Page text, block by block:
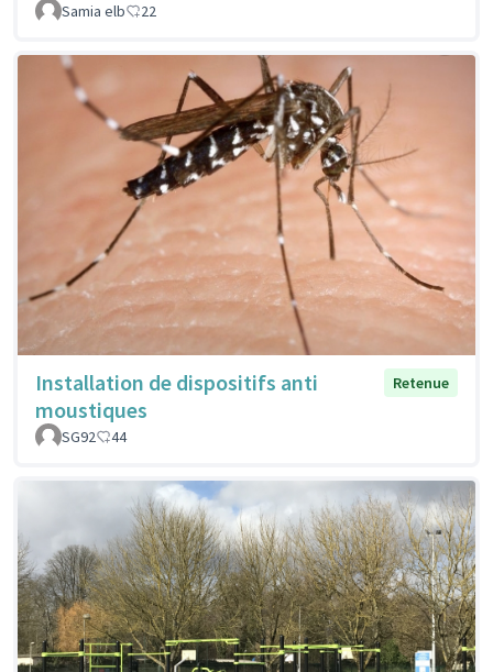
Samia elb 22
Installation de dispositifs anti
moustiques
Retenue
SG92 44